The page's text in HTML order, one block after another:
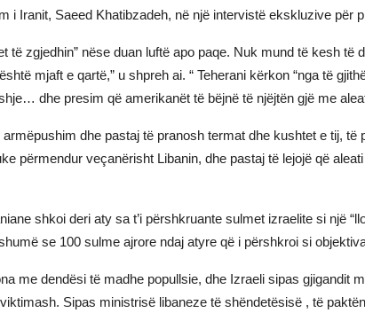
i Iranit, Saeed Khatibzadeh, në një intervistë ekskluzive për
të zgjedhin” nëse duan luftë apo paqe. Nuk mund të kesh të
mjaft e qartë,” u shpreh ai. “ Teherani kërkon “nga të
dhe presim që amerikanët të bëjnë të njëjtën gjë me
dhe pastaj të pranosh termat dhe kushtet e tij, të
përmendur veçanërisht Libanin, dhe pastaj të lejojë që
shkoi deri aty sa t’i përshkruante sulmet izraelite si një
se 100 sulme ajrore ndaj atyre që i përshkroi si
me dendësi të madhe popullsie, dhe Izraeli sipas gjigandit
Sipas ministrisë libaneze të shëndetësisë , të